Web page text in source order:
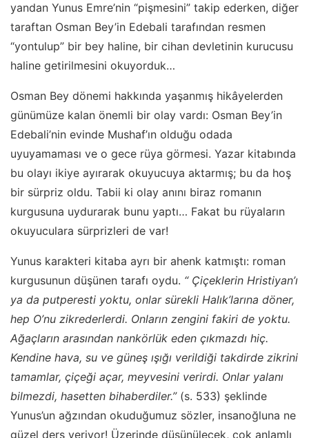
yandan Yunus Emre’nin “pişmesini” takip ederken, diğer
taraftan Osman Bey’in Edebali tarafından resmen
“yontulup” bir bey haline, bir cihan devletinin kurucusu
haline getirilmesini okuyorduk…
Osman Bey dönemi hakkında yaşanmış hikâyelerden
günümüze kalan önemli bir olay vardı: Osman Bey’in
Edebali’nin evinde Mushaf’ın olduğu odada
uyuyamaması ve o gece rüya görmesi. Yazar kitabında
bu olayı ikiye ayırarak okuyucuya aktarmış; bu da hoş
bir sürpriz oldu. Tabii ki olay anını biraz romanın
kurgusuna uydurarak bunu yaptı… Fakat bu rüyaların
okuyuculara sürprizleri de var!
Yunus karakteri kitaba ayrı bir ahenk katmıştı: roman
kurgusunun düşünen tarafı oydu. “ Çiçeklerin Hristiyan’ı
ya da putperesti yoktu, onlar sürekli Halık’larına döner,
hep O’nu zikrederlerdi. Onların zengini fakiri de yoktu.
Ağaçların arasından nankörlük eden çıkmazdı hiç.
Kendine hava, su ve güneş ışığı verildiği takdirde zikrini
tamamlar, çiçeği açar, meyvesini verirdi. Onlar yalanı
bilmezdi, hasetten bihaberdiler.”(s. 533) şeklinde
Yunus’un ağzından okuduğumuz sözler, insanoğluna ne
güzel ders veriyor! Üzerinde düşünülecek, çok anlamlı